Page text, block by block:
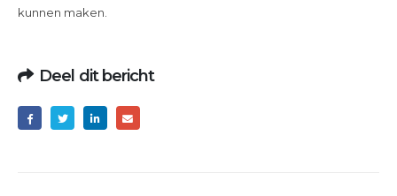
kunnen maken.
Deel dit bericht